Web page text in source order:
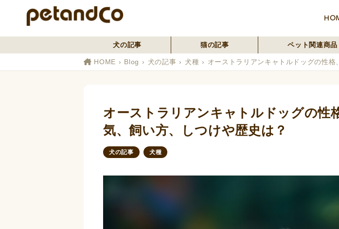
犬の記事 猫の記事 ペット関連商品
HOME Blog 犬の記事 犬種 オーストラリアンキャトルドッグの性
オーストラリアンキャトルドッグの性
気、飼い方、しつけや歴史は？
犬の記事 犬種